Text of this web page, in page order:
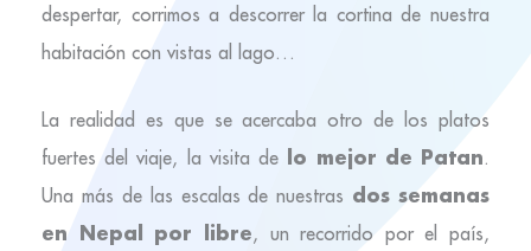
despertar, corrimos a descorrer la cortina de nuestra
habitación con vistas al lago…
La realidad es que se acercaba otro de los platos
fuertes del viaje, la visita de lo mejor de Patan.
Una más de las escalas de nuestras dos semanas
en Nepal por libre, un recorrido por el país,